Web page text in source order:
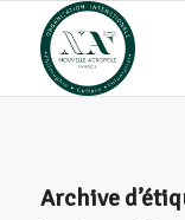
Archive